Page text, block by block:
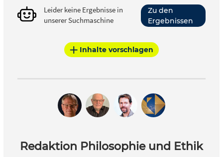
Leider keine Ergebnisse in
unserer Suchmaschine
Zu den
Ergebnissen
Inhalte vorschlagen
Redaktion Philosophie und Ethik